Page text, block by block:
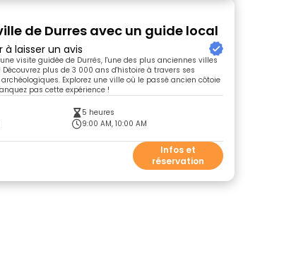
de Durres avec un guide local
à laisser un avis
visite guidée de Durrës, l'une des plus anciennes villes
Découvrez plus de 3 000 ans d'histoire à travers ses
Explorez une ville où le passé ancien côtoie
pas cette expérience !
5 heures
9:00 AM, 10:00 AM
Infos et
réservation